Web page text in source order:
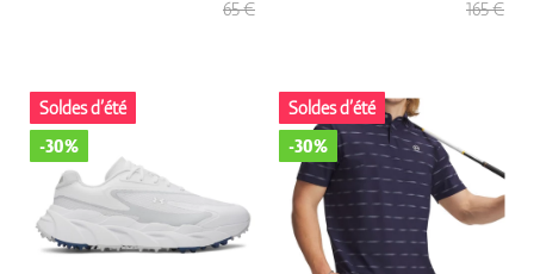
65 € 165 €
Soldes d’été
-30%
Soldes d’été
-30%